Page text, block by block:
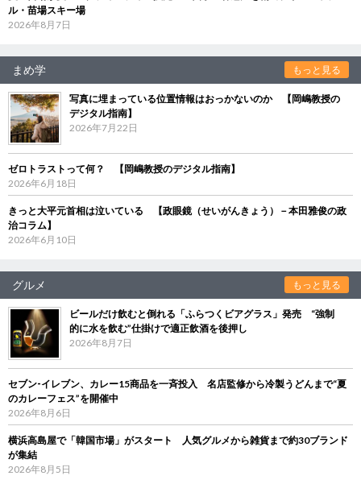
ル・苗場スキー場
2026年8月7日
まめ学 もっと見る
写真に埋まっている位置情報はおっかないのか 【岡嶋教授の
デジタル指南】
2026年7月22日
ゼロトラストって何？ 【岡嶋教授のデジタル指南】
2026年6月18日
きっと大平元首相は泣いている 【政眼鏡（せいがんきょう）－本田雅俊の政
治コラム】
2026年6月10日
グルメ もっと見る
ビールだけ飲むと倒れる「ふらつくビアグラス」発売 “強制
的に水を飲む”仕掛けで適正飲酒を後押し
2026年8月7日
セブン‐イレブン、カレー15商品を一斉投入 名店監修から冷製うどんまで“夏
のカレーフェス”を開催中
2026年8月6日
横浜高島屋で「韓国市場」がスタート 人気グルメから雑貨まで約30ブランド
が集結
2026年8月5日